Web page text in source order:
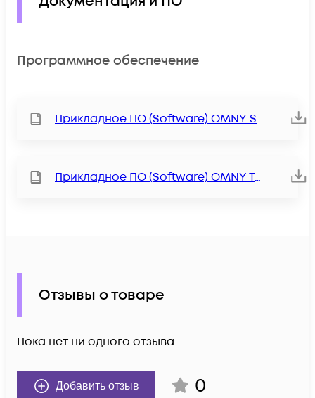
Программное обеспечение
Прикладное ПО (Software) OMNY Station
Прикладное ПО (Software) OMNY Tools
Отзывы о товаре
Пока нет ни одного отзыва
Добавить отзыв 0